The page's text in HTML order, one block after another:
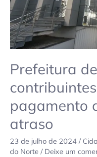
Prefeitura
pagamento
atraso
23 de julho de 2024 /
do Norte / Deixe um
pagamento
do
IPTU
em
atraso